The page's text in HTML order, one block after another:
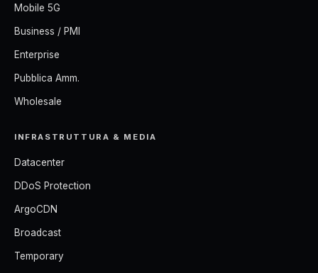
Mobile 5G
Business / PMI
Enterprise
Pubblica Amm.
Wholesale
INFRASTRUTTURA & MEDIA
Datacenter
DDoS Protection
ArgoCDN
Broadcast
Temporary